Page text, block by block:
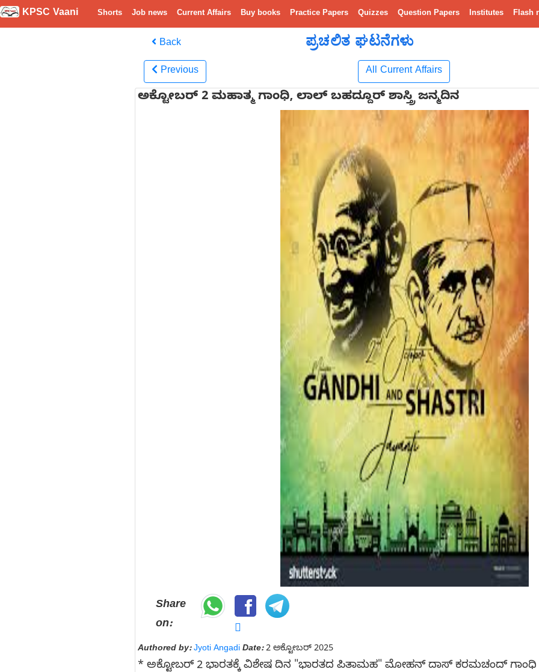
KPSC Vaani Shorts Job news Current Affairs Buy books Practice Papers Quizzes Question Papers Institutes Flash
Back ಪ್ರಚಲಿತ ಘಟನೆಗಳು
Previous All Current Affairs
ಅಕ್ಟೋಬರ್ 2 ಮಹಾತ್ಮ ಗಾಂಧಿ, ಲಾಲ್ ಬಹದ್ದೂರ್ ಶಾಸ್ತ್ರಿ ಜನ್ಮದಿನ
Share
on:
Authored by: Jyoti Angadi Date:2 ಅಕ್ಟೋಬರ್ 2025
* ಅಕ್ಟೋಬರ್ 2 ಭಾರತಕ್ಕೆ ವಿಶೇಷ ದಿನ "ಭಾರತದ ಪಿತಾಮಹ" ಮೋಹನ್ ದಾಸ್ ಕರಮಚಂದ್ ಗಾಂಧಿ